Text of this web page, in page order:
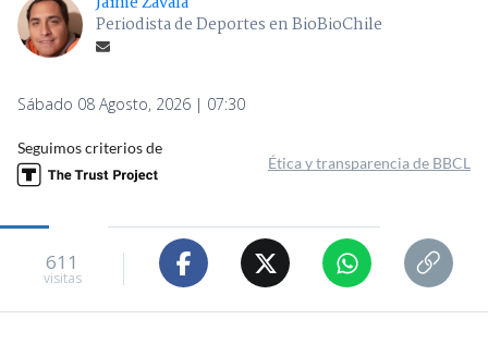
Periodista de Deportes en BioBioChile
Sábado 08 Agosto, 2026 | 07:30
Seguimos criterios de
Ética y transparencia de BBCL
611
visitas